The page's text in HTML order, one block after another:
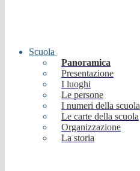
Scuola
Panoramica
Presentazione
I luoghi
Le persone
I numeri della scuola
Le carte della scuola
Organizzazione
La storia